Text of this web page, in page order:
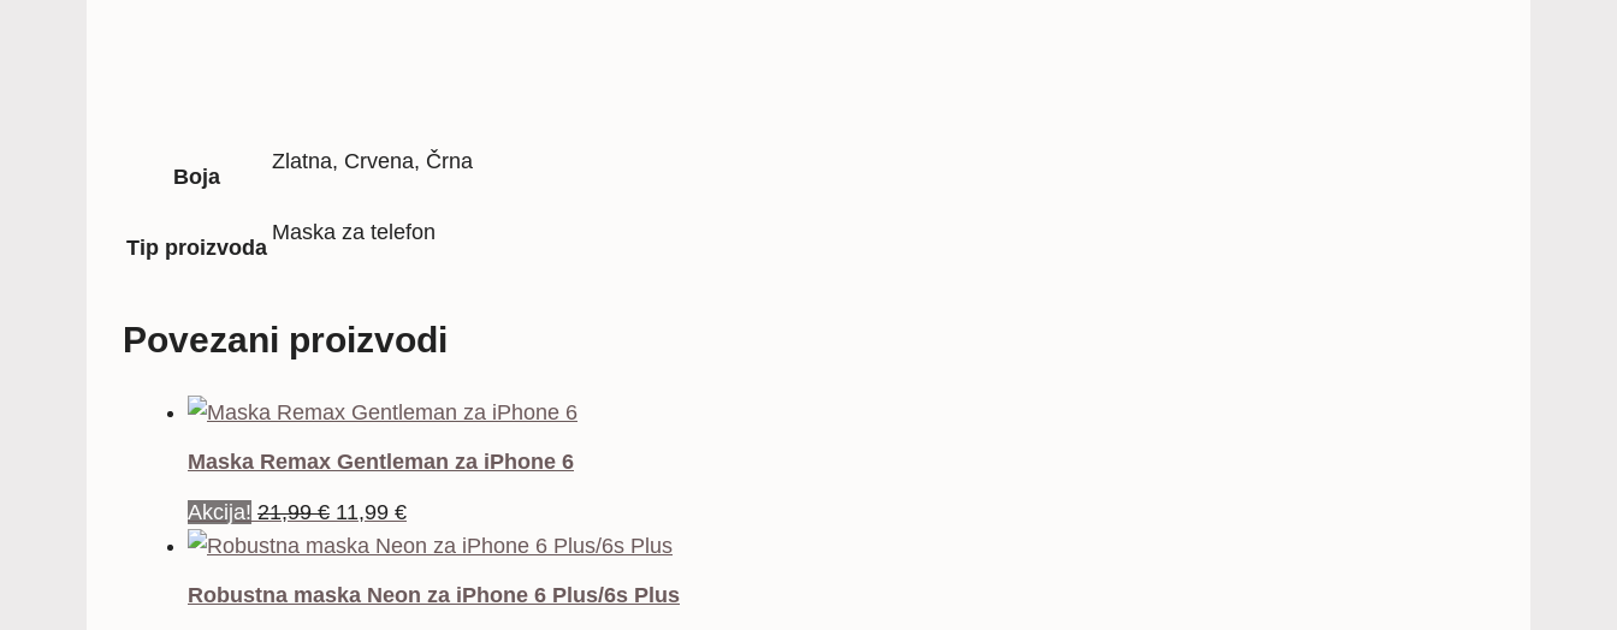
Boja
Zlatna, Crvena, Črna
Tip proizvoda
Maska za telefon
Povezani proizvodi
Maska Remax Gentleman za iPhone 6
Akcija! 21,99€ Izvorna
cijena
je:
11,99 €Trenutna
cijena
11,99 €.
Robustna maska Neon za iPhone 6 Plus/6s Plus